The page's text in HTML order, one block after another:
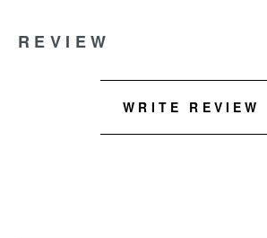
REVIEW
WRITE REVIEW